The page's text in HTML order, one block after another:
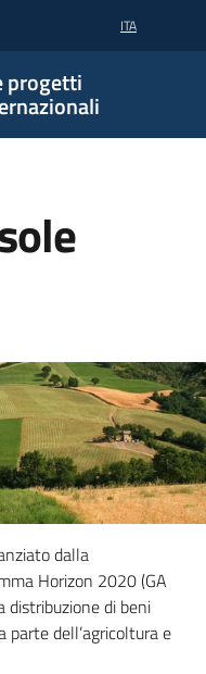
ITA
progetti
dalla
Horizon 2020 (GA
distribuzione di beni
dell’agricoltura e